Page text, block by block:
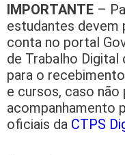
IMPORTANTE –
estudantes devem
conta no portal
de Trabalho
para o
e cursos, caso não
acompanhamento
oficiais da CTPS